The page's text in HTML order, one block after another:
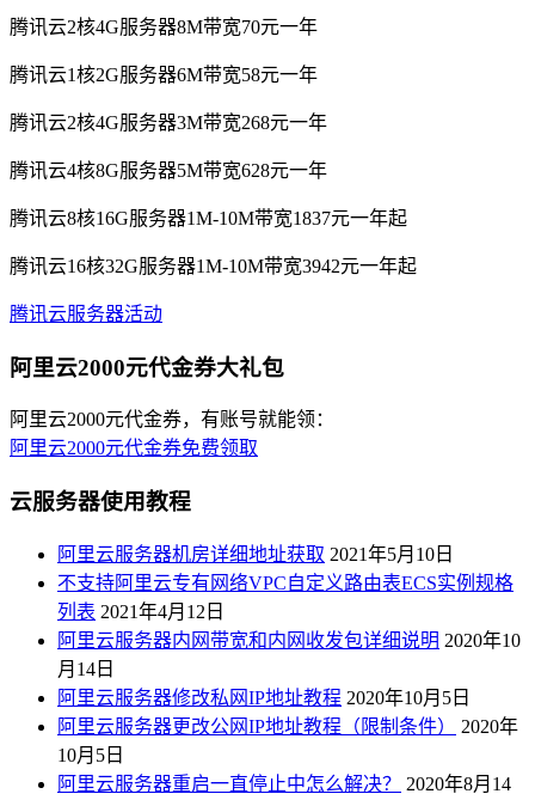
腾讯云2核4G服务器8M带宽70元一年
腾讯云1核2G服务器6M带宽58元一年
腾讯云2核4G服务器3M带宽268元一年
腾讯云4核8G服务器5M带宽628元一年
腾讯云8核16G服务器1M-10M带宽1837元一年起
腾讯云16核32G服务器1M-10M带宽3942元一年起
腾讯云服务器活动
阿里云2000元代金券大礼包
阿里云2000元代金券，有账号就能领：
阿里云2000元代金券免费领取
云服务器使用教程
阿里云服务器机房详细地址获取 2021年5月10日
不支持阿里云专有网络VPC自定义路由表ECS实例规格
列表 2021年4月12日
阿里云服务器内网带宽和内网收发包详细说明 2020年10
月14日
阿里云服务器修改私网IP地址教程 2020年10月5日
阿里云服务器更改公网IP地址教程（限制条件）
2020年
10月5日
阿里云服务器重启一直停止中怎么解决？
2020年8月14